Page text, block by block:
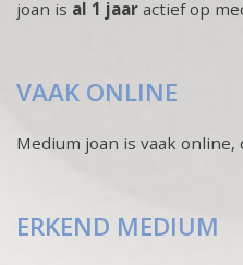
joan is al 1 jaar actief op
VAAK ONLINE
Medium joan is vaak
ERKEND MEDIUM